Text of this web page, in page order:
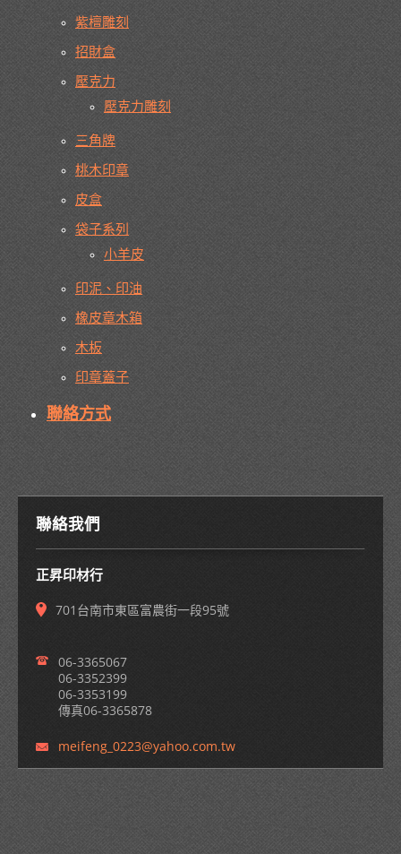
紫檀雕刻
招財盒
壓克力
壓克力雕刻
三角牌
桃木印章
皮盒
袋子系列
小羊皮
印泥、印油
橡皮章木箱
木板
印章蓋子
聯絡方式
聯絡我們
正昇印材行
701台南市東區富農街一段95號
06-3365067
06-3352399
06-3353199
傳真06-3365878
meifeng_ 0223@yahoo.com.tw